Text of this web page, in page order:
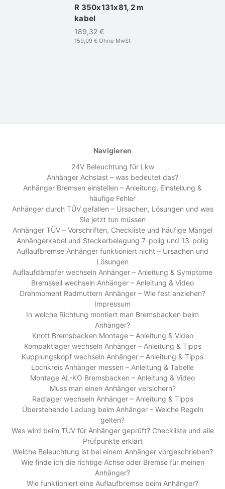
R 350x131x81, 2 m
kabel
189,32 €
159,09 € Ohne MwSt
Navigieren
24V Beleuchtung für Lkw
Anhänger Achslast – was bedeutet das?
Anhänger Bremsen einstellen – Anleitung, Einstellung &
häufige Fehler
Anhänger durch TÜV gefallen – Ursachen, Lösungen und was
Sie jetzt tun müssen
Anhänger TÜV – Vorschriften, Checkliste und häufige Mängel
Anhängerkabel und Steckerbelegung 7-polig und 13-polig
Auflaufbremse Anhänger funktioniert nicht – Ursachen und
Lösungen
Auflaufdämpfer wechseln Anhänger – Anleitung & Symptome
Bremsseil wechseln Anhänger – Anleitung & Video
Drehmoment Radmuttern Anhänger – Wie fest anziehen?
Impressum
In welche Richtung montiert man Bremsbacken beim
Anhänger?
Knott Bremsbacken Montage – Anleitung & Video
Kompaktlager wechseln Anhänger – Anleitung & Tipps
Kupplungskopf wechseln Anhänger – Anleitung & Tipps
Lochkreis Anhänger messen – Anleitung & Tabelle
Montage AL-KO Bremsbacken – Anleitung & Video
Muss man einen Anhänger versichern?
Radlager wechseln Anhänger – Anleitung & Tipps
Überstehende Ladung beim Anhänger – Welche Regeln
gelten?
Was wird beim TÜV für Anhänger geprüft? Checkliste und alle
Prüfpunkte erklärt
Welche Beleuchtung ist bei einem Anhänger vorgeschrieben?
Wie finde ich die richtige Achse oder Bremse für meinen
Anhänger?
Wie funktioniert eine Auflaufbremse beim Anhänger?